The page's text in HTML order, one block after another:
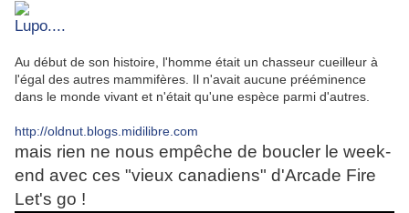
Lupo....
Au début de son histoire, l'homme était un chasseur cueilleur à
l'égal des autres mammifères. Il n'avait aucune prééminence
dans le monde vivant et n'était qu'une espèce parmi d'autres.
http://oldnut.blogs.midilibre.com
mais rien ne nous empêche de boucler le week-
end avec ces "vieux canadiens" d'Arcade Fire
Let's go !